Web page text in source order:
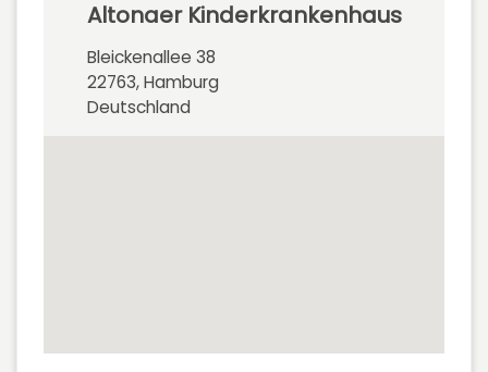
Altonaer Kinderkrankenhaus
Bleickenallee 38
22763, Hamburg
Deutschland